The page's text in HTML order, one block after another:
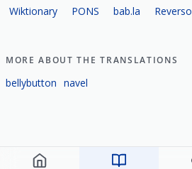
Wiktionary PONS bab.la Reverso
MORE ABOUT THE TRANSLATIONS
bellybutton navel